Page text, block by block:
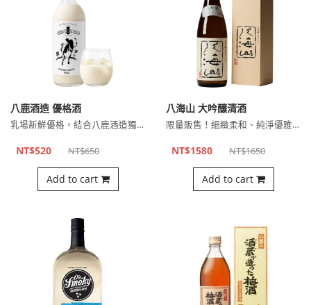
八鹿酒造 優格酒
乳場新鮮優格，結合八鹿酒造獨特麥燒酎釀造！
NT$520 NT$650
Add to cart
八海山 大吟釀清酒
限量販售！細緻柔和、純淨優雅的風味中，帶著一抹淡雅高級的甘甜⋯
NT$1580 NT$1650
Add to cart